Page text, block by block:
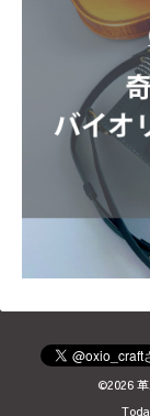
©2026